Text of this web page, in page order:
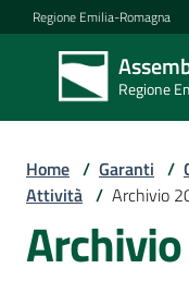
Vai al contenuto
Vai alla navigazione
Vai al footer
Regione Emilia-Romagna
Regione
Assemblea
legislativa
Regione Emilia-
Assemblea
Home / Garanti /
Attività / Archivio